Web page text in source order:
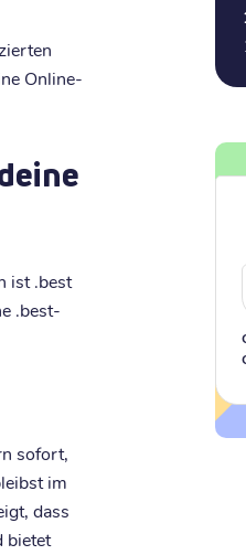
Online-
ist .best
.best-
sofort,
im
dass
bietet